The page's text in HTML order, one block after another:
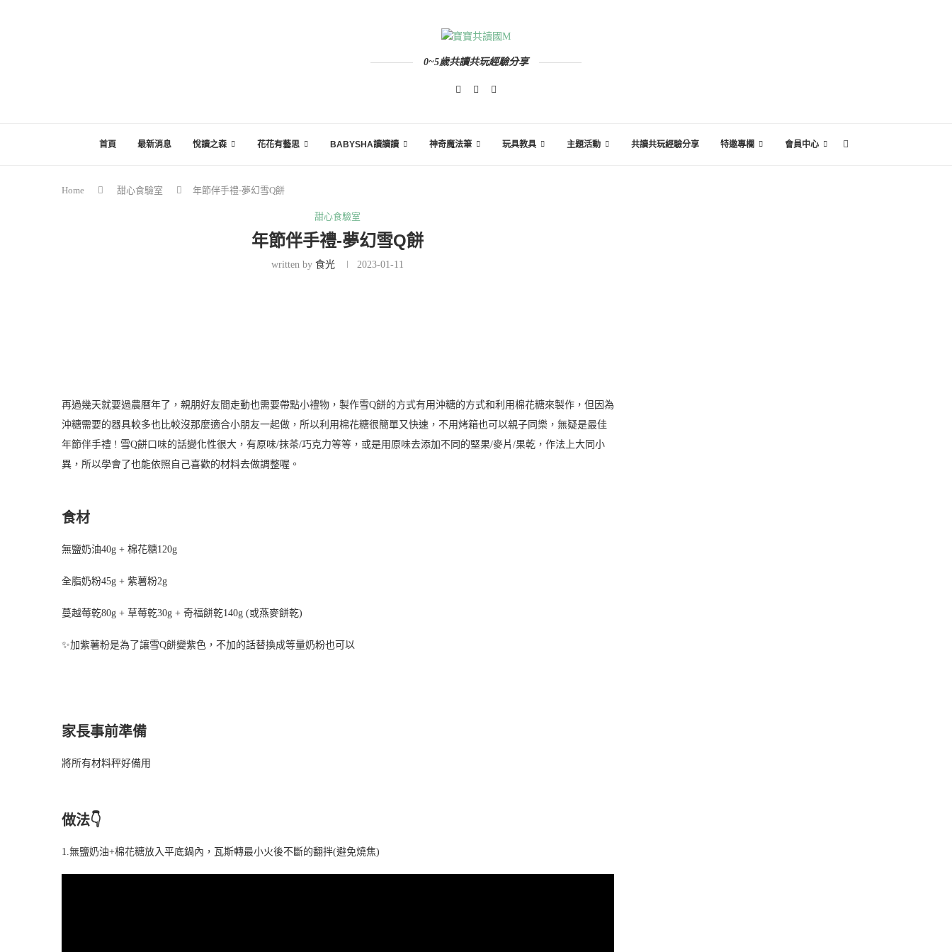
0~5歲共讀共玩經驗分享
首頁 最新消息 悅讀之森 花花有藝思 BABYSHA讀讀讀 神奇魔法筆 玩具教具 主題活動 共讀共玩經驗分享 特邀專欄 會員中心
Home 甜心食驗室 年節伴手禮-夢幻雪Q餅
甜心食驗室
年節伴手禮-夢幻雪Q餅
written by食光 2023-01-11
再過幾天就要過農曆年了，親朋好友間走動也需要帶點小禮物，製作雪Q餅的方式有用沖糖的方式和利用棉花糖來製作，但因為
沖糖需要的器具較多也比較沒那麼適合小朋友一起做，所以利用棉花糖很簡單又快速，不用烤箱也可以親子同樂，無疑是最佳
年節伴手禮 ! 雪Q餅口味的話變化性很大，有原味/抹茶/巧克力等等，或是用原味去添加不同的堅果/麥片/果乾，作法上大同小
異，所以學會了也能依照自己喜歡的材料去做調整喔。
食材
無鹽奶油40g + 棉花糖120g
全脂奶粉45g + 紫薯粉2g
蔓越莓乾80g + 草莓乾30g + 奇福餅乾140g (或燕麥餅乾)
✨加紫薯粉是為了讓雪Q餅變紫色，不加的話替換成等量奶粉也可以
家長事前準備
將所有材料秤好備用
做法👇
1.無鹽奶油+棉花糖放入平底鍋內，瓦斯轉最小火後不斷的翻拌(避免燒焦)